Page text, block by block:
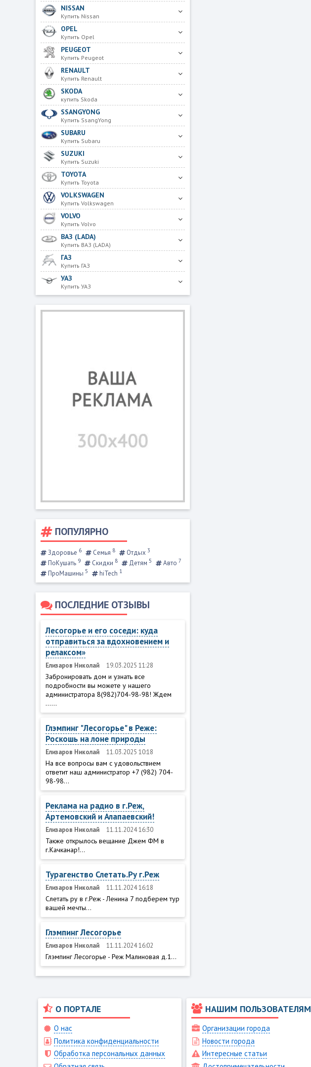
NISSAN
Купить Nissan
OPEL
Купить Opel
PEUGEOT
Купить Peugeot
RENAULT
Купить Renault
SKODA
купить Skoda
SSANGYONG
Купить SsangYong
SUBARU
Купить Subaru
SUZUKI
Купить Suzuki
TOYOTA
Купить Toyota
VOLKSWAGEN
Купить Volkswagen
VOLVO
Купить Volvo
ВАЗ (LADA)
Купить ВАЗ (LADA)
ГАЗ
Купить ГАЗ
УАЗ
Купить УАЗ
ПОПУЛЯРНО
Здоровье 6 Семья 8 Отдых 3
ПоКушать 9 Скидки 8 Детям 5 Авто 7
ПроМашины 5 hiTech 1
ПОСЛЕДНИЕ ОТЗЫВЫ
Лесогорье и его соседи: куда
отправиться за вдохновением и
релаксом»
Елизаров Николай 19.03.2025 11:28
Забронировать дом и узнать все
подробности вы можете у нашего
администратора 8(982)704-98-98! Ждем
......
Глэмпинг "Лесогорье" в Реже:
Роскошь на лоне природы
Елизаров Николай 11.03.2025 10:18
На все вопросы вам с удовольствием
ответит наш администратор +7 (982) 704-
98-98...
Реклама на радио в г.Реж,
Артемовский и Алапаевский!
Елизаров Николай 11.11.2024 16:30
Также открылось вещание Джем ФМ в
г.Качканар!...
Турагенство Слетать.Ру г.Реж
Елизаров Николай 11.11.2024 16:18
Слетать ру в г.Реж - Ленина 7 подберем тур
вашей мечты...
Глэмпинг Лесогорье
Елизаров Николай 11.11.2024 16:02
Глэмпинг Лесогорье - Реж Малиновая д.1...
О ПОРТАЛЕ
О нас
Политика конфиденциальности
Обработка персональных данных
НАШИМ ПОЛЬЗОВАТЕЛЯМ
Организации города
Новости города
Интересные статьи